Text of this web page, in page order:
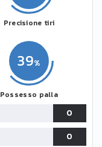
39
Possesso palla
Precisione tiri
0
0